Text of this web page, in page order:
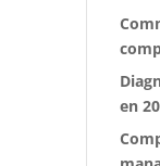
en